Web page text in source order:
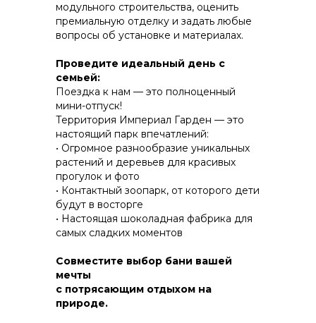
модульного строительства, оценить
премиальную отделку и задать любые
вопросы об установке и материалах.
Проведите идеальный день с
семьей:
Поездка к нам — это полноценный
мини-отпуск!
Территория Империал Гарден — это
настоящий парк впечатлений:
• Огромное разнообразие уникальных
растений и деревьев для красивых
прогулок и фото
• Контактный зоопарк, от которого дети
будут в восторгe
• Настоящая шоколадная фабрика для
самых сладких моментов
Совместите выбор бани вашей
мечты
с потрясающим отдыхом на
природе.
ПРАКТИЧНОСТЬ И ЗАЩИТА ОТ НЕПОГОДЫ
КОНСТРУКТИВ И
ЭНЕРГОЭФФЕКТИВНОСТЬ